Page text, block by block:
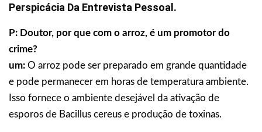
Perspicácia Da Entrevista Pessoal.
P: Doutor, por que com o arroz, é um promotor do
crime?
um: O arroz pode ser preparado em grande quantidade
e pode permanecer em horas de temperatura ambiente.
Isso fornece o ambiente desejável da ativação de
esporos de Bacillus cereus e produção de toxinas.